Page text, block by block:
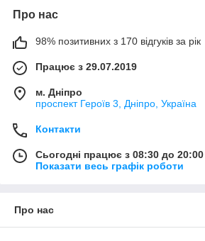
Про нас
98% позитивних з 170 відгуків за рік
Працює з 29.07.2019
м. Дніпро
проспект Героїв 3, Дніпро, Україна
Контакти
Сьогодні працює з 08:30 до 20:00
Показати весь графік роботи
Про нас